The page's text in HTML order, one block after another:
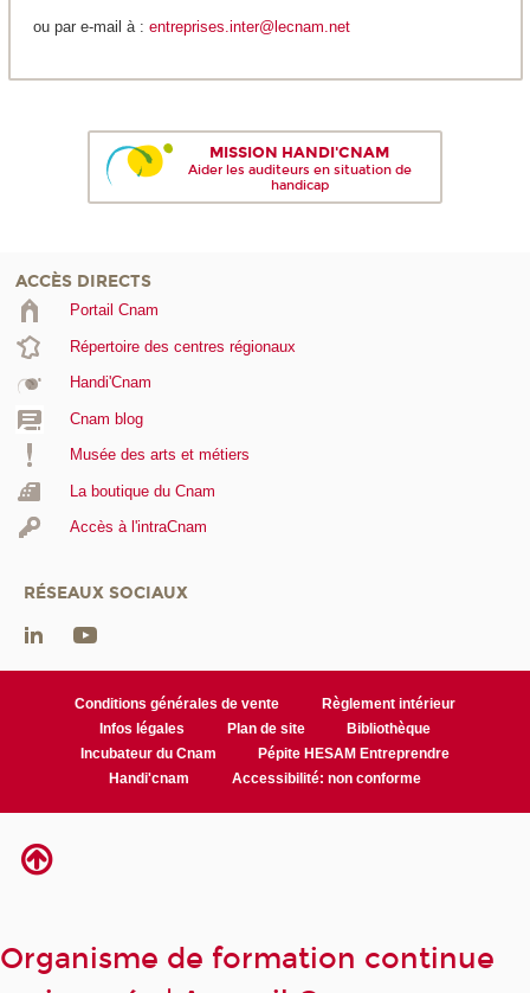
ou par e-mail à : entreprises.inter@lecnam.net
MISSION HANDI'CNAM
Aider les auditeurs en situation de
handicap
ACCÈS DIRECTS
Portail Cnam
Répertoire des centres régionaux
Handi'Cnam
Cnam blog
Musée des arts et métiers
La boutique du Cnam
Accès à l'intraCnam
RÉSEAUX SOCIAUX
Conditions générales de vente
Règlement intérieur
Infos légales
Plan de site
Bibliothèque
Incubateur du Cnam
Pépite HESAM Entreprendre
Handi'cnam
Accessibilité: non conforme
Organisme de formation continue